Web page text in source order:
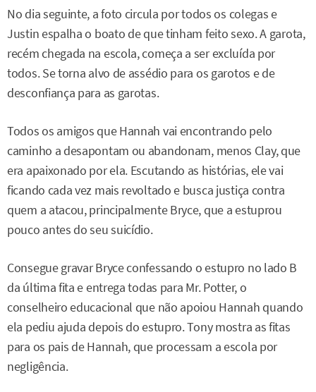
No dia seguinte, a foto circula por todos os colegas e
Justin espalha o boato de que tinham feito sexo. A garota,
recém chegada na escola, começa a ser excluída por
todos. Se torna alvo de assédio para os garotos e de
desconfiança para as garotas.
Todos os amigos que Hannah vai encontrando pelo
caminho a desapontam ou abandonam, menos Clay, que
era apaixonado por ela. Escutando as histórias, ele vai
ficando cada vez mais revoltado e busca justiça contra
quem a atacou, principalmente Bryce, que a estuprou
pouco antes do seu suicídio.
Consegue gravar Bryce confessando o estupro no lado B
da última fita e entrega todas para Mr. Potter, o
conselheiro educacional que não apoiou Hannah quando
ela pediu ajuda depois do estupro. Tony mostra as fitas
para os pais de Hannah, que processam a escola por
negligência.